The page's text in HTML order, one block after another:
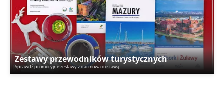
Zestawy przewodników turystycznych
Sprawdź promocyjne zestawy z darmową dostawą